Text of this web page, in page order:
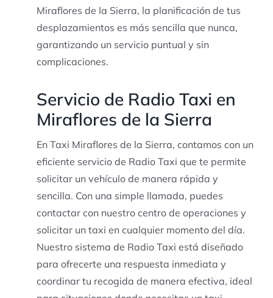
Miraflores de la Sierra, la planificación de tus
desplazamientos es más sencilla que nunca,
garantizando un servicio puntual y sin
complicaciones.
Servicio de Radio Taxi en
Miraflores de la Sierra
En Taxi Miraflores de la Sierra, contamos con un
eficiente servicio de Radio Taxi que te permite
solicitar un vehículo de manera rápida y
sencilla. Con una simple llamada, puedes
contactar con nuestro centro de operaciones y
solicitar un taxi en cualquier momento del día.
Nuestro sistema de Radio Taxi está diseñado
para ofrecerte una respuesta inmediata y
coordinar tu recogida de manera efectiva, ideal